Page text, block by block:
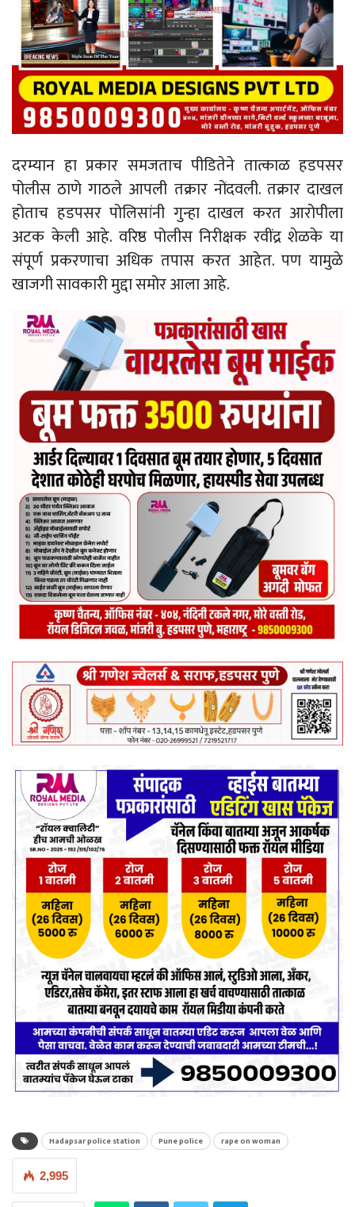
दरम्यान हा प्रकार समजताच पीडितेने तात्काळ हडपसर
पोलीस ठाणे गाठले आपली तक्रार नोंदवली. तक्रार दाखल
होताच हडपसर पोलिसांनी गुन्हा दाखल करत आरोपीला
अटक केली आहे. वरिष्ठ पोलीस निरीक्षक रवींद्र शेळके या
संपूर्ण प्रकरणाचा अधिक तपास करत आहेत. पण यामुळे
खाजगी सावकारी मुद्दा समोर आला आहे.
Hadapsar police station Pune police rape on woman
2,995